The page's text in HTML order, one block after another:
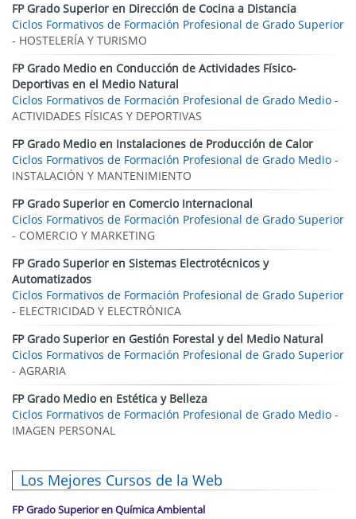
FP Grado Superior en Dirección de Cocina a Distancia
Ciclos Formativos de Formación Profesional de Grado Superior
- HOSTELERÍA Y TURISMO
FP Grado Medio en Conducción de Actividades Físico-
Deportivas en el Medio Natural
Ciclos Formativos de Formación Profesional de Grado Medio -
ACTIVIDADES FÍSICAS Y DEPORTIVAS
FP Grado Medio en Instalaciones de Producción de Calor
Ciclos Formativos de Formación Profesional de Grado Medio -
INSTALACIÓN Y MANTENIMIENTO
FP Grado Superior en Comercio Internacional
Ciclos Formativos de Formación Profesional de Grado Superior
- COMERCIO Y MARKETING
FP Grado Superior en Sistemas Electrotécnicos y
Automatizados
Ciclos Formativos de Formación Profesional de Grado Superior
- ELECTRICIDAD Y ELECTRÓNICA
FP Grado Superior en Gestión Forestal y del Medio Natural
Ciclos Formativos de Formación Profesional de Grado Superior
- AGRARIA
FP Grado Medio en Estética y Belleza
Ciclos Formativos de Formación Profesional de Grado Medio -
IMAGEN PERSONAL
Los Mejores Cursos de la Web
FP Grado Superior en Química Ambiental